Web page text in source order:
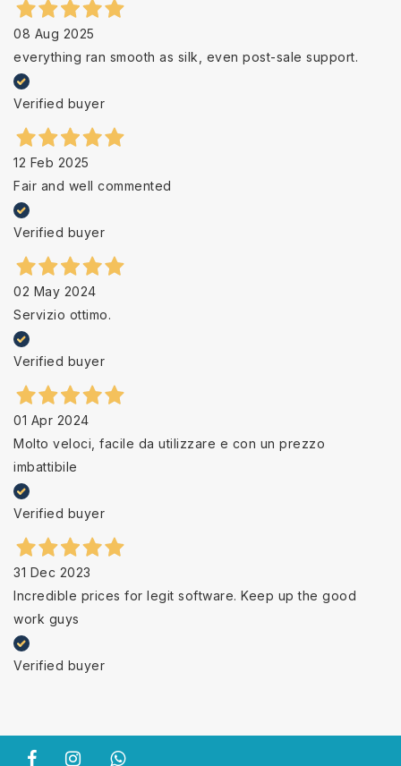
08 Aug 2025
everything ran smooth as silk, even post-sale support.
Verified buyer
12 Feb 2025
Fair and well commented
Verified buyer
02 May 2024
Servizio ottimo.
Verified buyer
01 Apr 2024
Molto veloci, facile da utilizzare e con un prezzo
imbattibile
Verified buyer
31 Dec 2023
Incredible prices for legit software. Keep up the good
work guys
Verified buyer